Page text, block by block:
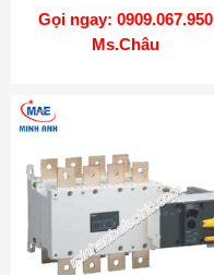
HIB492
Gọi ngay: 0909.067.950
Ms.Châu